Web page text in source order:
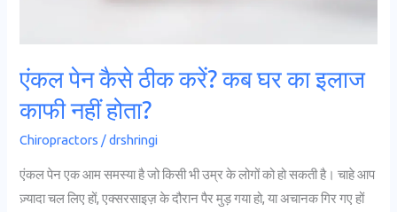
एंकल पेन कैसे ठीक करें? कब घर का इलाज
काफी नहीं होता?
Chiropractors /drshringi
एंकल पेन एक आम समस्या है जो किसी भी उम्र के लोगों को हो सकती है। चाहे आप
ज़्यादा चल लिए हों, एक्सरसाइज़ के दौरान पैर मुड़ गया हो, या अचानक गिर गए हों
नहीं
होता?